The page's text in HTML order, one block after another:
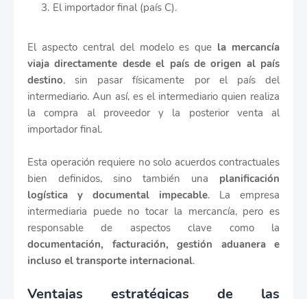
El importador final (país C).
El aspecto central del modelo es que la mercancía
viaja directamente desde el país de origen al país
destino, sin pasar físicamente por el país del
intermediario. Aun así, es el intermediario quien realiza
la compra al proveedor y la posterior venta al
importador final.
Esta operación requiere no solo acuerdos contractuales
bien definidos, sino también una planificación
logística y documental impecable. La empresa
intermediaria puede no tocar la mercancía, pero es
responsable de aspectos clave como la
documentación, facturación, gestión aduanera e
incluso el transporte internacional.
Ventajas estratégicas de las